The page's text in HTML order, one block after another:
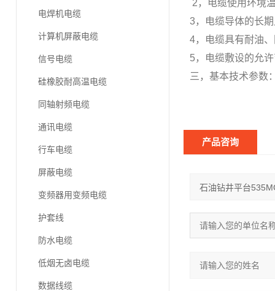
电焊机电缆
计算机屏蔽电缆
信号电缆
硅橡胶耐高温电缆
同轴射频电缆
通讯电缆
行车电缆
屏蔽电缆
变频器用变频电缆
护套线
防水电缆
低烟无卤电缆
数据线缆
2，电缆使用环境
3，电缆导体的长
4，电缆具有耐油
5，电缆敷设的允
三，基本技术参数
产品咨询